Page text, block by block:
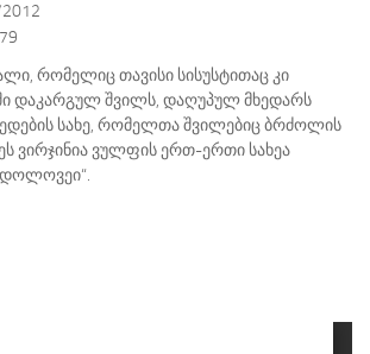
რომელიც თავისი სისუსტითაც კი
დაკარგულ შვილს, დაღუპულ მხედარს
სახე, რომელთა შვილებიც ბრძოლის
ვირჯინია ვულფის ერთ-ერთი სახეა
დოლოვეი“.